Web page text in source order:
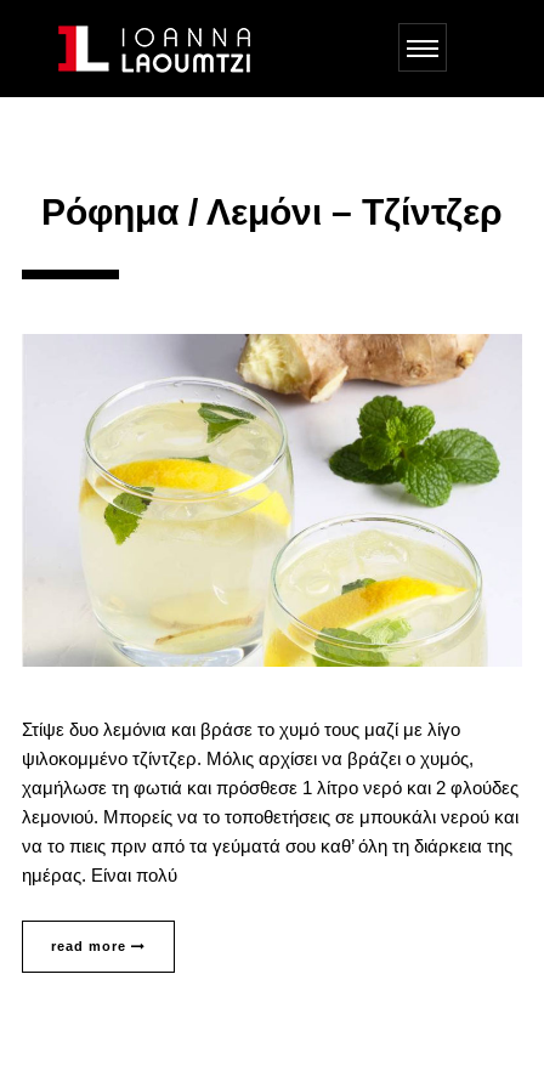
Ρόφημα / Λεμόνι – Τζίντζερ
Στίψε δυο λεμόνια και βράσε το χυμό τους μαζί με λίγο
ψιλοκομμένο τζίντζερ. Μόλις αρχίσει να βράζει ο χυμός,
χαμήλωσε τη φωτιά και πρόσθεσε 1 λίτρο νερό και 2 φλούδες
λεμονιού. Μπορείς να το τοποθετήσεις σε μπουκάλι νερού και
να το πιεις πριν από τα γεύματά σου καθ’ όλη τη διάρκεια της
ημέρας. Είναι πολύ
read more